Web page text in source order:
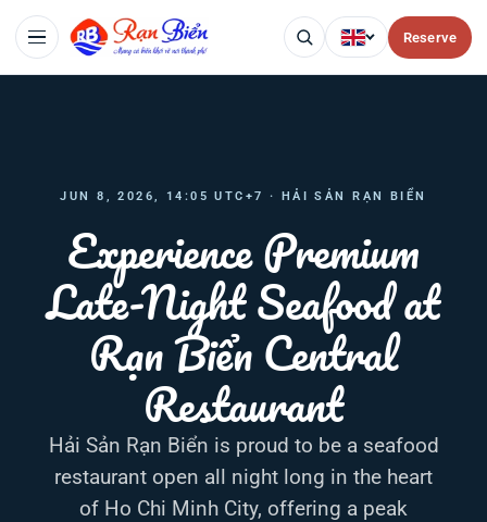
Reserve
JUN 8, 2026, 14:05 UTC+7 · HẢI SẢN RẠN BIỂN
Experience Premium
Late-Night Seafood at
Rạn Biển Central
Restaurant
Hải Sản Rạn Biển is proud to be a seafood
restaurant open all night long in the heart
of Ho Chi Minh City, offering a peak